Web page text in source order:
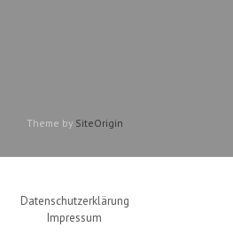
Theme by SiteOrigin
Datenschutzerklärung
Impressum